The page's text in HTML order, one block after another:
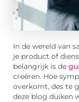
In de wereld van
je product of
belangrijk is de
creëren. Hoe
overkomt, des te
deze blog duiken